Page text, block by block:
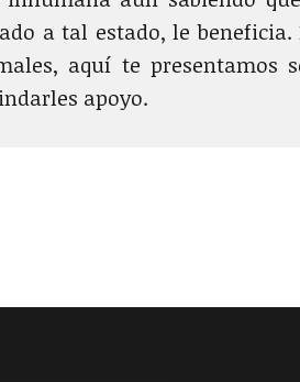
a tal estado, le
aquí te presentamos
apoyo.